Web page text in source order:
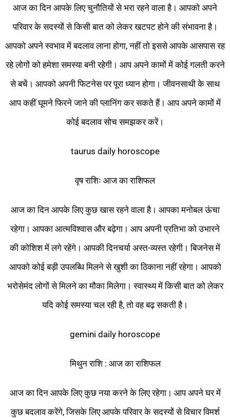
आज का दिन आपके लिए चुनौतियों से भरा रहने वाला है। आपको अपने
परिवार के सदस्यों से किसी बात को लेकर खटपट होने की संभावना है।
आपको अपने स्वभाव में बदलाव लाना होगा, नहीं तो इससे आपके आसपास रह
रहे लोगों को हमेशा समस्या बनी रहेगी। आप अपने कामों में कोई गलती करने
से बचें। आपको अपनी फिटनेस पर पूरा ध्यान होगा। जीवनसाथी के साथ
आप कहीं घूमने फिरने जाने की प्लानिंग कर सकते हैं। आप अपने कामों में
कोई बदलाव सोच समझकर करें।
taurus daily horoscope
वृष राशिः आज का राशिफल
आज का दिन आपके लिए कुछ खास रहने वाला है। आपका मनोबल ऊंचा
रहेगा। आपका आत्मविश्वास और बढ़ेगा। आप अपनी प्रतिभा को उभारने
की कोशिश में लगे रहेंगे। आपकी दिनचर्या अस्त-व्यस्त रहेगी। बिजनेस में
आपको कोई बड़ी उपलब्धि मिलने से खुशी का ठिकाना नहीं रहेगा। आपको
भरोसेमंद लोगों से मिलने का मौका मिलेगा। स्वास्थ्य में किसी बात को लेकर
यदि कोई समस्या चल रही है, तो वह बढ़ सकती है।
gemini daily horoscope
मिथुन राशि : आज का राशिफल
आज का दिन आपके लिए कुछ नया करने के लिए रहेगा। आप अपने घर में
कुछ बदलाव करेंगे, जिसके लिए आपके परिवार के सदस्यों से विचार विमर्श